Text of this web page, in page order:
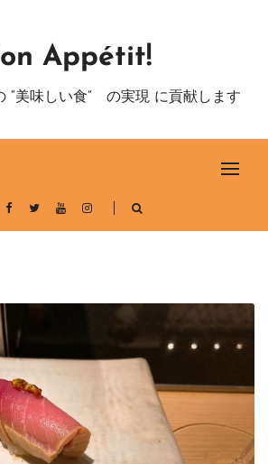
Appétit!
“美味しい食” の実現 に貢献します